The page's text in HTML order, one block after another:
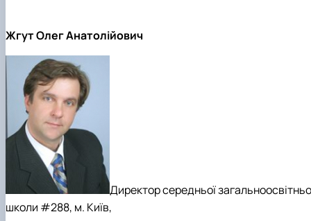
Жгут Олег Анатолійович
Директор середньої
школи #288, м. Київ,